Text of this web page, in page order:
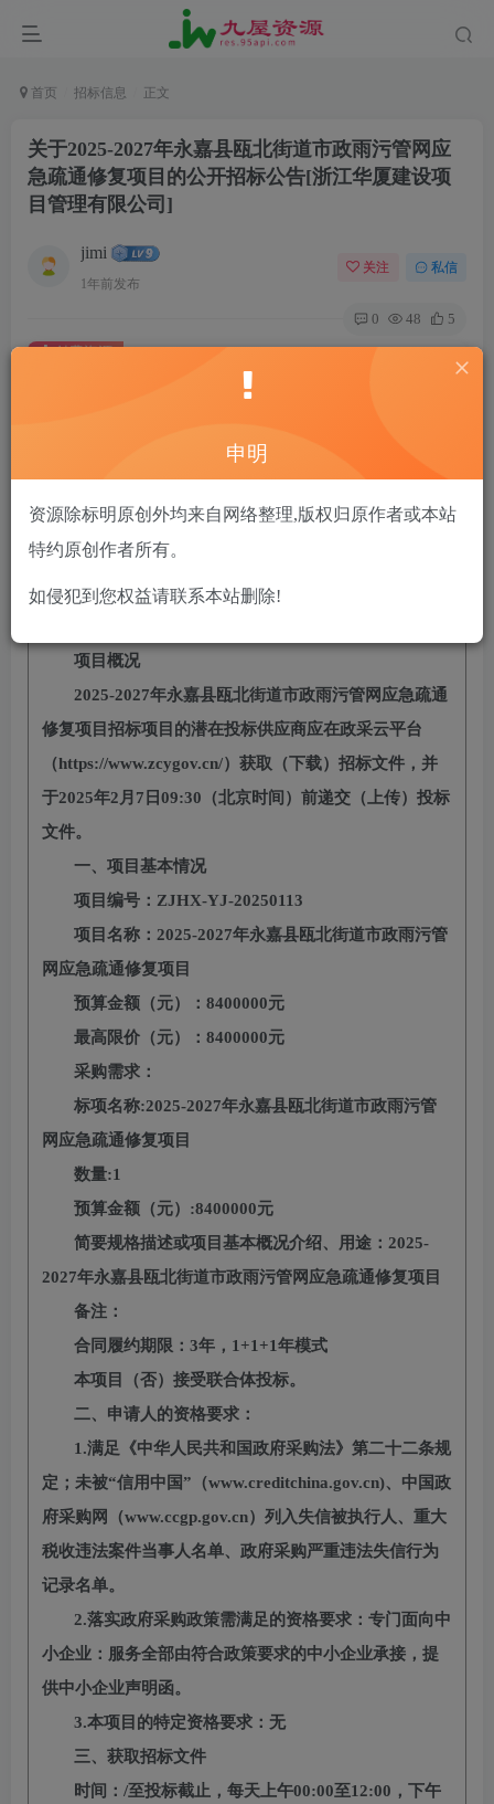
首页 招标信息 正文
关于2025-2027年永嘉县瓯北街道市政雨污管网应
急疏通修复项目的公开招标公告[浙江华厦建设项
目管理有限公司]
jimi
1年前发布
关注 私信
0 48 5
￥ 20
付费资源
项目概况
2025-2027年永嘉县瓯北街道市政雨污管网应急疏通
修复项目 招标项目的潜在投标供应商应在政采云平台
（https://www.zcygov.cn/）获取（下载）招标文件，并
于2025年2 月 7 日09:30（北京时间）前递交（上传）投标
文件。
一、项目基本情况
项目编号： ZJHX-YJ-20250113
项目名称： 2025-2027年永嘉县瓯北街道市政雨污管
网应急疏通修复项目
预算金额（元）： 8400000元
最高限价（元）： 8400000元
采购需求：
标项名称:2025-2027年永嘉县瓯北街道市政雨污管
网应急疏通修复项目
数量:1
预算金额（元） :8400000元
简要规格描述或项目基本概况介绍、用途： 2025-
2027年永嘉县瓯北街道市政雨污管网应急疏通修复项目
备注：
合同履约期限： 3年 ， 1+1+1年模式
本项目（否）接受联合体投标。
二、申请人的资格要求：
1.满足《中华人民共和国政府采购法》第二十二条规
定；未被“信用中国”（www.creditchina.gov.cn)、中国政
府采购网（www.ccgp.gov.cn）列入失信被执行人、重大
税收违法案件当事人名单、政府采购严重违法失信行为
记录名单。
2.落实政府采购政策需满足的资格要求：专门面向中
小企业：服务全部由符合政策要求的中小企业承接，提
供中小企业声明函。
3.本项目的特定资格要求：无
三、获取招标文件
时间： /至投标截止 ，每天上午00:00至12:00，下午
申明
资源除标明原创外均来自网络整理,版权归原作者或本站
特约原创作者所有。
如侵犯到您权益请联系本站删除!